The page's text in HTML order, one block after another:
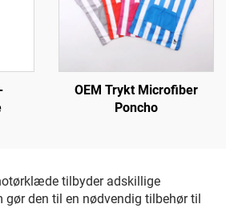
OEM Trykt Microfiber
Poncho
tilbyder adskillige
gør den til en nødvendig tilbehør til